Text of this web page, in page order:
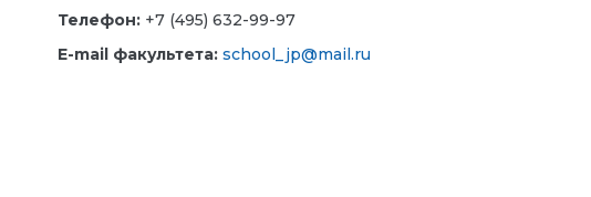
Телефон: +7 (495) 632-99-97
E-mail факультета: school_jp@mail.ru